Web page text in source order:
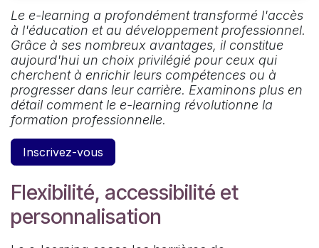
Le e-learning a profondément transformé l'accès
à l'éducation et au développement professionnel.
Grâce à ses nombreux avantages, il constitue
aujourd'hui un choix privilégié pour ceux qui
cherchent à enrichir leurs compétences ou à
progresser dans leur carrière. Examinons plus en
détail comment le e-learning révolutionne la
formation professionnelle.
Inscrivez-vous
Flexibilité, accessibilité et
personnalisation